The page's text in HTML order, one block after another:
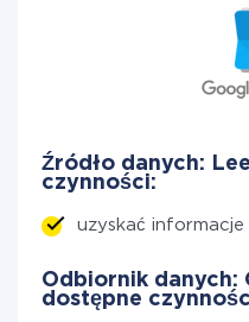
Źródło danych:
czynności:
uzyskać informacje
Odbiornik danych:
dostępne